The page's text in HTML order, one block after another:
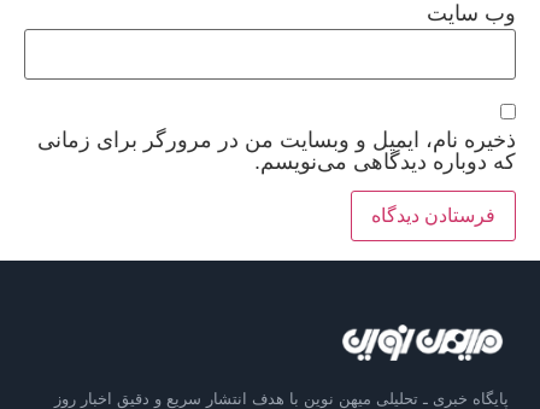
وب‌ سایت
ذخیره نام، ایمیل و وبسایت من در مرورگر برای زمانی
که دوباره دیدگاهی می‌نویسم.
پایگاه خبری ـ تحلیلی میهن نوین با هدف انتشار سریع و دقیق اخبار روز